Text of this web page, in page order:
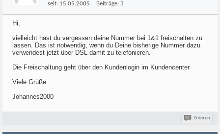
seit: 15.05.2005 Beiträge: 3
Hi,
vielleicht hast du vergessen deine Nummer bei 1&1 freischalten zu
lassen. Das ist notwendig, wenn du Deine bisherige Nummer dazu
verwendest jetzt über DSL damit zu telefonieren.
Die Freischaltung geht über den Kundenlogin im Kundencenter
Viele Grüße
Johannes2000
Zitieren